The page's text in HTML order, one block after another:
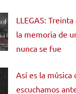
LLEGAS: Treinta
la memoria de
nunca se fue
Así es la música
escuchamos